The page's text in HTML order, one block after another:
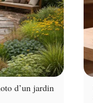
d’un jardin